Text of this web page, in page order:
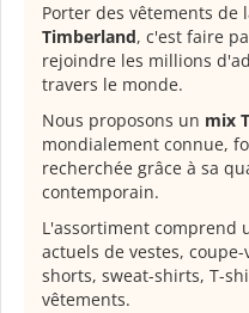
Porter des vêtements de
Timberland, c'est faire
rejoindre les millions
travers le monde.
Nous proposons un mix
mondialement connue,
recherchée grâce à sa
contemporain.
L'assortiment comprend
actuels de vestes,
shorts, sweat-shirts, T-
vêtements.